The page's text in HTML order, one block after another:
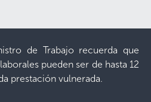
de Trabajo recuerda que
pueden ser de hasta 12
prestación vulnerada.